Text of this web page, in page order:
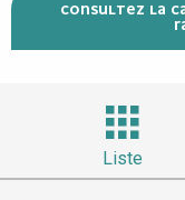
CONSULTEZ LA
Liste